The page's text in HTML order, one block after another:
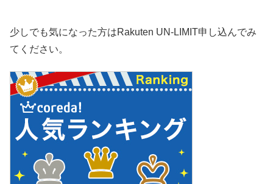
少しでも気になった方はRakuten UN-LIMIT申し込んでみ
てください。